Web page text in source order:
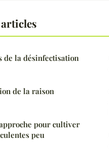
de la désinfectisation
de la raison
pour cultiver
peu